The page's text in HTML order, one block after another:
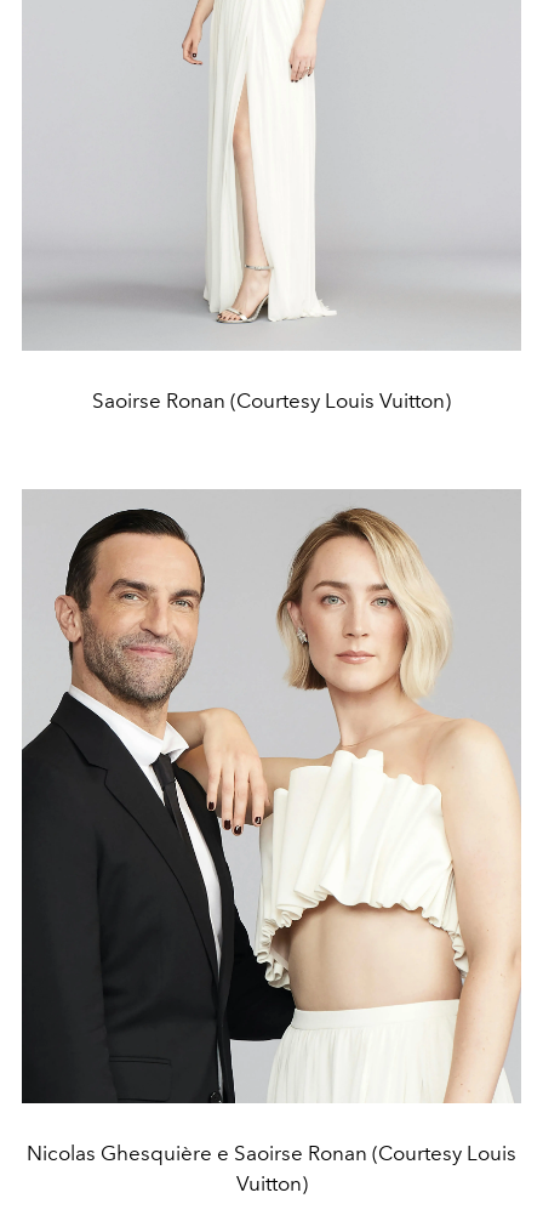
Saoirse Ronan (Courtesy Louis Vuitton)
Nicolas Ghesquière e Saoirse Ronan (Courtesy Louis
Vuitton)